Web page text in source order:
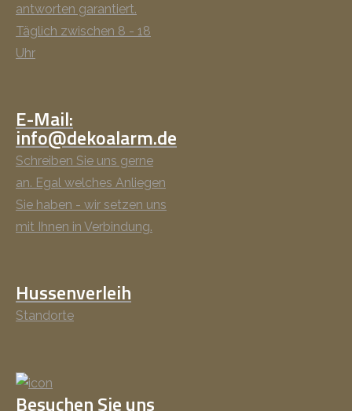
antworten garantiert.
Täglich zwischen 8 - 18
Uhr
E-Mail:
info@dekoalarm.de
Schreiben Sie uns gerne
an. Egal welches Anliegen
Sie haben - wir setzen uns
mit Ihnen in Verbindung.
Hussenverleih
Standorte
Besuchen Sie uns